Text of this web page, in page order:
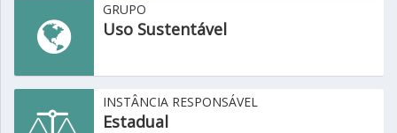
GRUPO
Uso Sustentável
INSTÂNCIA RESPONSÁVEL
Estadual